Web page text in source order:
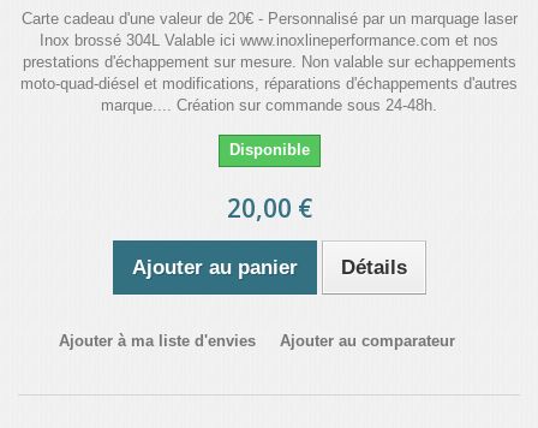
Carte cadeau d'une valeur de 20€ - Personnalisé par un marquage laser
Inox brossé 304L Valable ici www.inoxlineperformance.com et nos
prestations d'échappement sur mesure. Non valable sur echappements
moto-quad-diésel et modifications, réparations d'échappements d'autres
marque.... Création sur commande sous 24-48h.
Disponible
20,00 €
Ajouter au panier Détails
Ajouter à ma liste d'envies Ajouter au comparateur